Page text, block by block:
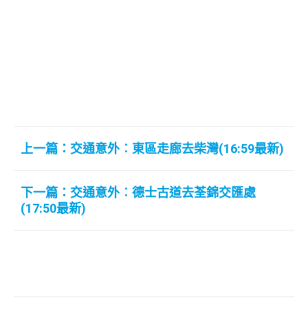
上一篇：交通意外︰東區走廊去柴灣(16:59最新)
下一篇：交通意外︰德士古道去荃錦交匯處
(17:50最新)